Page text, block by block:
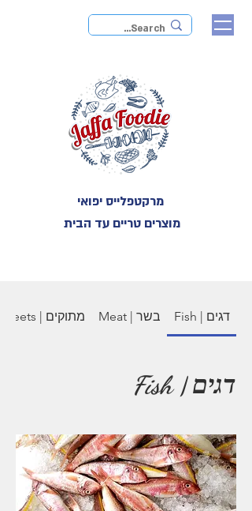
מוצרים טריים עד הבית
דגים | Fish בשר | Meat מתוקים | Sweets
דגים | Fish